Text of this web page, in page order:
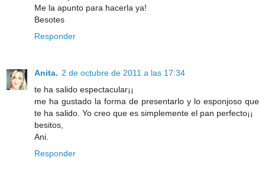
Me la apunto para hacerla ya!
Besotes
Responder
Anita. 2 de octubre de 2011 a las 17:34
te ha salido espectacular¡¡
me ha gustado la forma de presentarlo y lo esponjoso que
te ha salido. Yo creo que es simplemente el pan perfecto¡¡
besitos,
Ani.
Responder